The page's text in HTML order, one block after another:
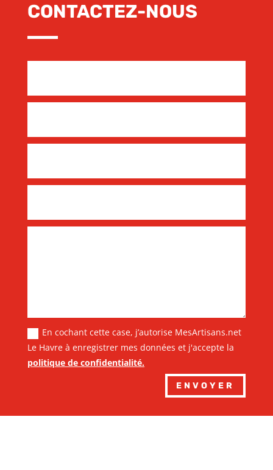
CONTACTEZ-NOUS
En cochant cette case, j’autorise MesArtisans.net
Le Havre à enregistrer mes données et j'accepte la
politique de confidentialité.
ENVOYER